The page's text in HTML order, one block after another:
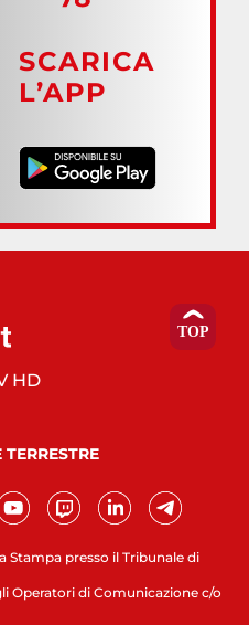
SCARICA
L’APP
Stampa presso il Tribunale di
Operatori di Comunicazione c/o
HD